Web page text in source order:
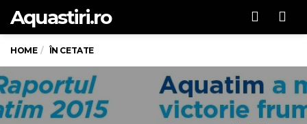
Aquastiri.ro
HOME ÎN CETATE